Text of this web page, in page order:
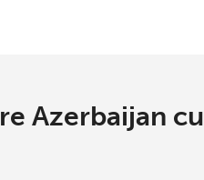
Azerbaijan cu